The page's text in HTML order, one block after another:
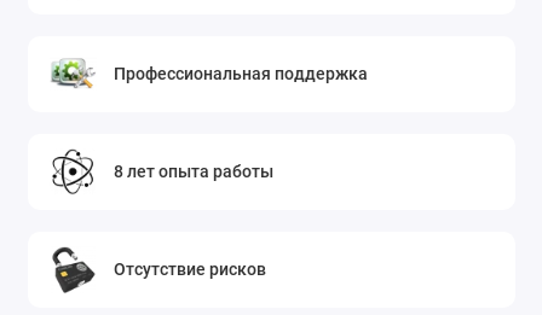
Профессиональная поддержка
8 лет опыта работы
Отсутствие рисков